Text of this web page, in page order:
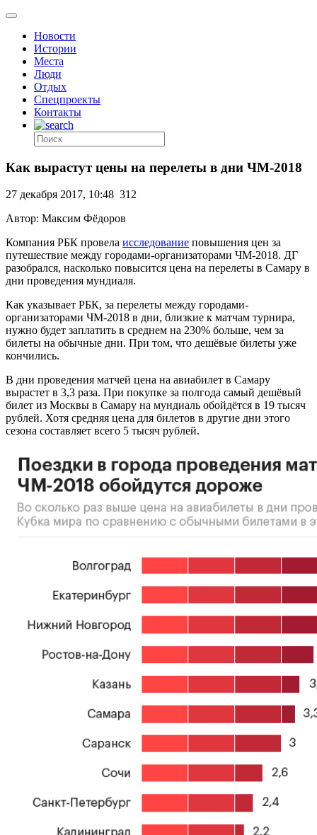
Новости
Истории
Места
Люди
Отдых
Спецпроекты
Контакты
Как вырастут цены на перелеты в дни ЧМ-2018
27 декабря 2017, 10:48 312
Автор: Максим Фёдоров
Компания РБК провела исследование повышения цен за
путешествие между городами-организаторами ЧМ-2018. ДГ
разобрался, насколько повысится цена на перелеты в Самару в
дни проведения мундиаля.
Как указывает РБК, за перелеты между городами-
организаторами ЧМ-2018 в дни, близкие к матчам турнира,
нужно будет заплатить в среднем на 230% больше, чем за
билеты на обычные дни. При том, что дешёвые билеты уже
кончились.
В дни проведения матчей цена на авиабилет в Самару
вырастет в 3,3 раза. При покупке за полгода самый дешёвый
билет из Москвы в Самару на мундиаль обойдётся в 19 тысяч
рублей. Хотя средняя цена для билетов в другие дни этого
сезона составляет всего 5 тысяч рублей.